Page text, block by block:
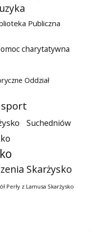
Publiczna
charytatywna
Oddział
sport
Suchedniów
Skarżysko
Perły z Lamusa Skarżysko